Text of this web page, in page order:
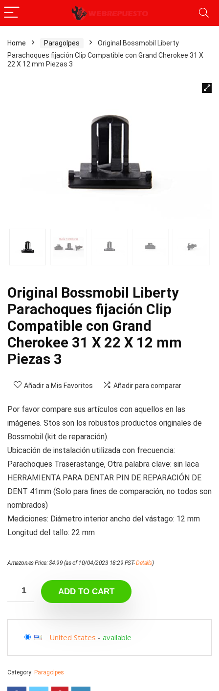
Home Paragolpes
Original Bossmobil Liberty
Parachoques fijación Clip Compatible con Grand Cherokee 31 X
22 X 12 mm Piezas 3
Original Bossmobil Liberty
Parachoques fijación Clip
Compatible con Grand
Cherokee 31 X 22 X 12 mm
Piezas 3
Añadir a Mis Favoritos Añadir para comparar
Por favor compare sus artículos con aquellos en las
imágenes. Stos son los robustos productos originales de
Bossmobil (kit de reparación).
Ubicación de instalación utilizada con frecuencia:
Parachoques Traserastange, Otra palabra clave: sin laca
HERRAMIENTA PARA DENTAR PIN DE REPARACIÓN DE
DENT 41mm (Solo para fines de comparación, no todos son
nombrados)
Mediciones: Diámetro interior ancho del vástago: 12 mm
Longitud del tallo: 22 mm
Amazon.es Price:$4.99 (as of 10/04/2023 18:29 PST-Details)
ADD TO CART
United States - available
Category: Paragolpes